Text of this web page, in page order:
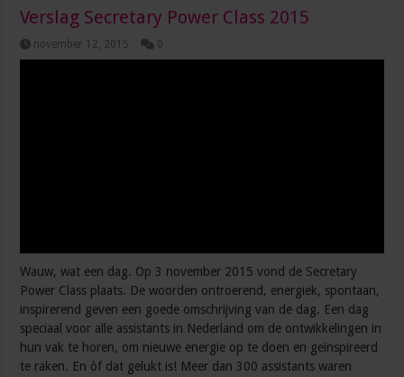
Verslag Secretary Power Class 2015
november 12, 2015 0
Wauw, wat een dag. Op 3 november 2015 vond de Secretary
Power Class plaats. De woorden ontroerend, energiek, spontaan,
inspirerend geven een goede omschrijving van de dag. Een dag
speciaal voor alle assistants in Nederland om de ontwikkelingen in
hun vak te horen, om nieuwe energie op te doen en geïnspireerd
te raken. En òf dat gelukt is! Meer dan 300 assistants waren